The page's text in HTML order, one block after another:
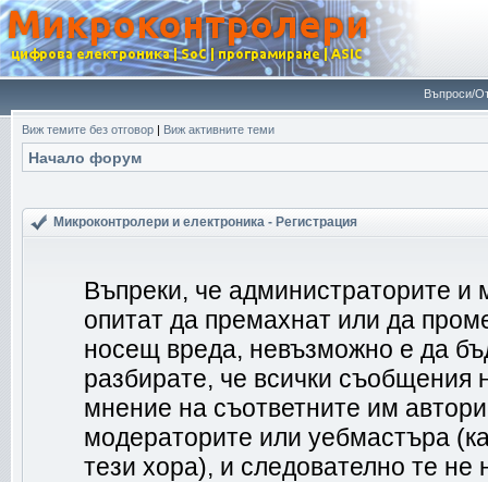
Въпроси/
Виж темите без отговор | Виж активните теми
Начало форум
Микроконтролери и електроника - Регистрация
Въпреки, че администраторите
опитат да премахнат или да
носещ вреда, невъзможно е да
разбирате, че всички съобщения
мнение на съответните им
модераторите или уебмастъра
тези хора), и следователно те не